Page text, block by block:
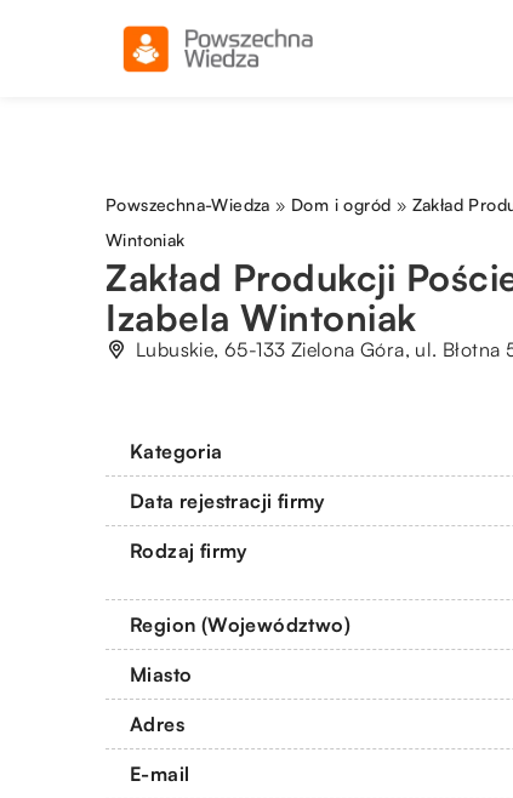
Powszechna-Wiedza » Dom i ogród » Zakład
Wintoniak
Zakład Produkcji
Izabela Wintoniak
Lubuskie, 65-133 Zielona Góra, ul. Błotna
Kategoria
Data rejestracji firmy
Rodzaj firmy
Region (Województwo)
Miasto
Adres
E-mail